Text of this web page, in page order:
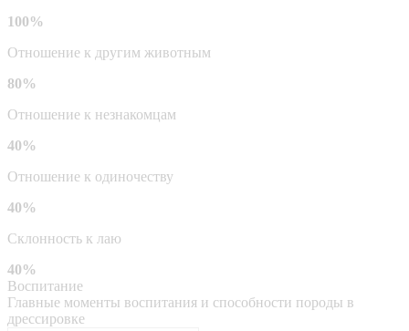
100%
Отношение к другим животным
80%
Отношение к незнакомцам
40%
Отношение к одиночеству
40%
Склонность к лаю
40%
Воспитание
Главные моменты воспитания и способности породы в
дрессировке